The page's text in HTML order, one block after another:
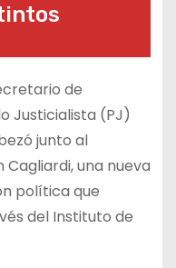
de
Justicialista (PJ)
junto al
una nueva
política que
del Instituto de